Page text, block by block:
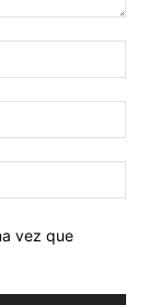
vez que